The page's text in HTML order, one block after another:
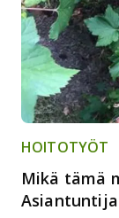
HOITOTYÖT
Mikä tämä